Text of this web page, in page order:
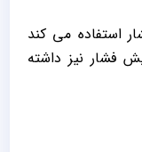
استفاده می کند
فشار نیز داشته